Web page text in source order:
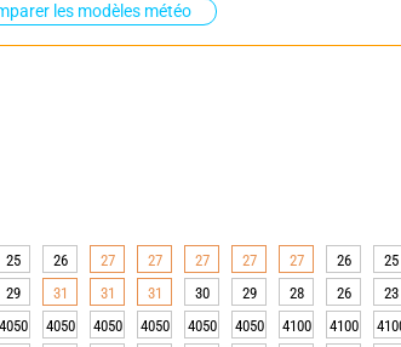
les modèles météo
25 26 27 27 27 27 27 26 25
29 31 31 31 30 29 28 26 23
4050 4050 4050 4050 4050 4050 4100 4100